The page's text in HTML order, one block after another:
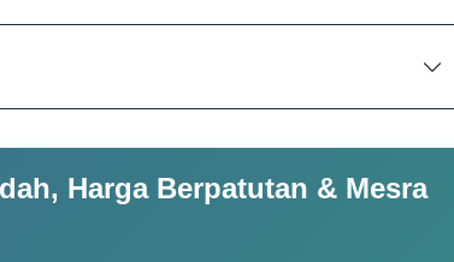
Harga Berpatutan & Mesra